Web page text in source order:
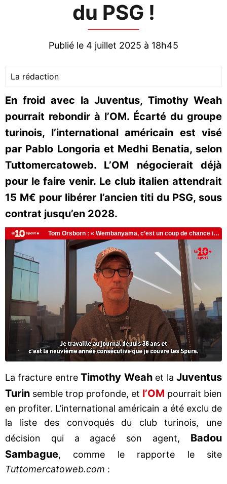
du PSG !
Publié le 4 juillet 2025 à 18h45
La rédaction
En froid avec la Juventus, Timothy Weah
pourrait rebondir à l’OM. Écarté du groupe
turinois, l’international américain est visé
par Pablo Longoria et Medhi Benatia, selon
Tuttomercatoweb. L’OM négocierait déjà
pour le faire venir. Le club italien attendrait
15 M€ pour libérer l’ancien titi du PSG, sous
contrat jusqu’en 2028.
La fracture entreTimothy Weahet laJuventus
Turin semble trop profonde, et l’OM pourrait bien
en profiter. L’international américain a été exclu de
la liste des convoqués du club turinois, une
décision qui a agacé son agent, Badou
Sambague, comme le rapporte le site
Tuttomercatoweb.com :